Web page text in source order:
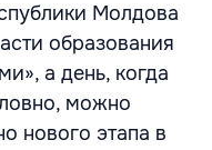
Молдова
образования
а день, когда
можно
нового этапа в